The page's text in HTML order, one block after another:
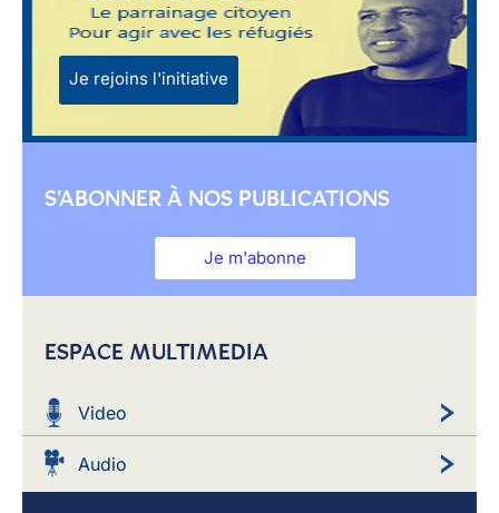
Je rejoins l'initiative
S'ABONNER À NOS PUBLICATIONS
Je m'abonne
ESPACE MULTIMEDIA
Video
Audio